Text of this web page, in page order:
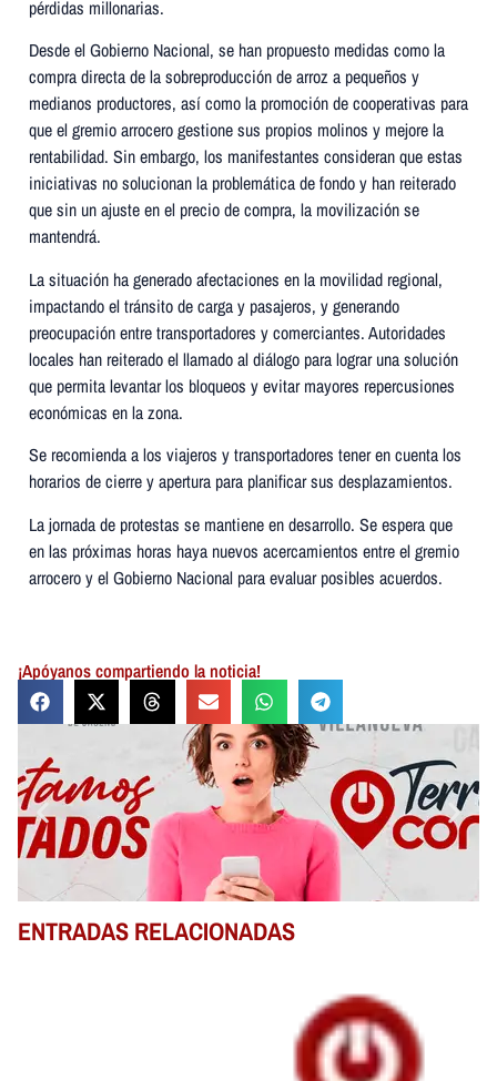
pérdidas millonarias.
Desde el Gobierno Nacional, se han propuesto medidas como la
compra directa de la sobreproducción de arroz a pequeños y
medianos productores, así como la promoción de cooperativas para
que el gremio arrocero gestione sus propios molinos y mejore la
rentabilidad. Sin embargo, los manifestantes consideran que estas
iniciativas no solucionan la problemática de fondo y han reiterado
que sin un ajuste en el precio de compra, la movilización se
mantendrá.
La situación ha generado afectaciones en la movilidad regional,
impactando el tránsito de carga y pasajeros, y generando
preocupación entre transportadores y comerciantes. Autoridades
locales han reiterado el llamado al diálogo para lograr una solución
que permita levantar los bloqueos y evitar mayores repercusiones
económicas en la zona.
Se recomienda a los viajeros y transportadores tener en cuenta los
horarios de cierre y apertura para planificar sus desplazamientos.
La jornada de protestas se mantiene en desarrollo. Se espera que
en las próximas horas haya nuevos acercamientos entre el gremio
arrocero y el Gobierno Nacional para evaluar posibles acuerdos.
¡Apóyanos compartiendo la noticia!
ENTRADAS RELACIONADAS